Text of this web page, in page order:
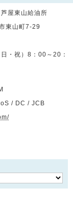
屋東山給油所
東山町7-29
・祝）8：00～20：
/ DC / JCB